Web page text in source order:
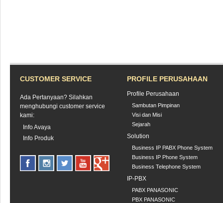
CUSTOMER SERVICE
Ada Pertanyaan? Silahkan
menghubungi customer service
kami:
Info Avaya
Info Produk
PROFILE PERUSAHAAN
Profile Perusahaan
Sambutan Pimpinan
Visi dan Misi
Sejarah
Solution
Business IP PABX Phone System
Business IP Phone System
Business Telephone System
IP-PBX
PABX PANASONIC
PBX PANASONIC